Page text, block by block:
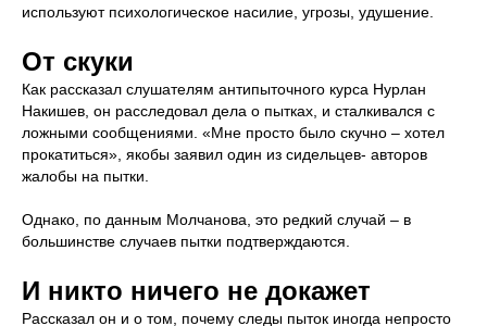
используют психологическое насилие, угрозы, удушение.
От скуки
Как рассказал слушателям антипыточного курса Нурлан
Накишев, он расследовал дела о пытках, и сталкивался с
ложными сообщениями. «Мне просто было скучно – хотел
прокатиться», якобы заявил один из сидельцев- авторов
жалобы на пытки.
Однако, по данным Молчанова, это редкий случай – в
большинстве случаев пытки подтверждаются.
И никто ничего не докажет
Рассказал он и о том, почему следы пыток иногда непросто